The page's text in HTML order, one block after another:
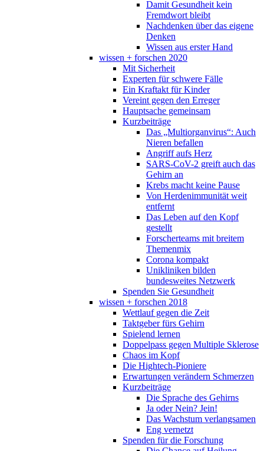
Damit Gesundheit kein
Fremdwort bleibt
Nachdenken über das eigene
Denken
Wissen aus erster Hand
wissen + forschen 2020
Mit Sicherheit
Experten für schwere Fälle
Ein Kraftakt für Kinder
Vereint gegen den Erreger
Hauptsache gemeinsam
Kurzbeiträge
Das „Multiorganvirus“: Auch
Nieren befallen
Angriff aufs Herz
SARS-CoV-2 greift auch das
Gehirn an
Krebs macht keine Pause
Von Herdenimmunität weit
entfernt
Das Leben auf den Kopf
gestellt
Forscherteams mit breitem
Themenmix
Corona kompakt
Unikliniken bilden
bundesweites Netzwerk
Spenden Sie Gesundheit
wissen + forschen 2018
Wettlauf gegen die Zeit
Taktgeber fürs Gehirn
Spielend lernen
Doppelpass gegen Multiple Sklerose
Chaos im Kopf
Die Hightech-Pioniere
Erwartungen verändern Schmerzen
Kurzbeiträge
Die Sprache des Gehirns
Ja oder Nein? Jein!
Das Wachstum verlangsamen
Eng vernetzt
Spenden für die Forschung